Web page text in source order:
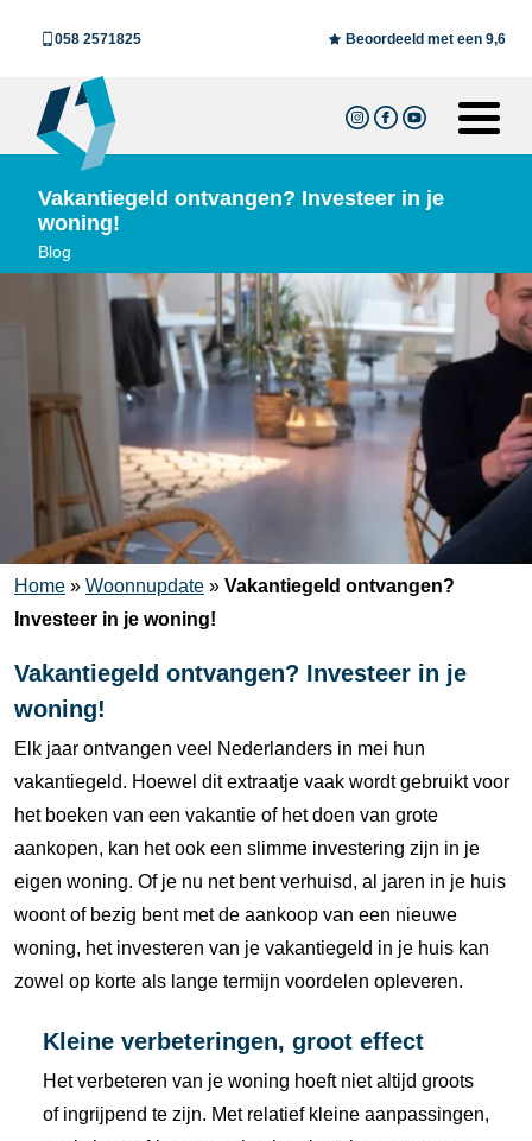
058 2571825 Beoordeeld met een 9,6
Vakantiegeld ontvangen? Investeer in je
woning!
Blog
Home » Woonnupdate » Vakantiegeld ontvangen?
Investeer in je woning!
Vakantiegeld ontvangen? Investeer in je
woning!
Elk jaar ontvangen veel Nederlanders in mei hun
vakantiegeld. Hoewel ditextraatje vaak wordtgebruiktvoor
het boeken van een vakantie of hetdoen van grote
aankopen, kan hetook een slimme investering zijn in je
eigen woning. Of je nu net bentverhuisd, al jaren in je huis
woontof bezig bent metde aankoop van een nieuwe
woning, het investeren van je vakantiegeld in je huis kan
zowel op korte als lange termijn voordelen opleveren.
Kleine verbeteringen, groot effect
Hetverbeteren van je woning hoeft nietaltijd groots
of ingrijpend te zijn. Met relatief kleine aanpassingen,